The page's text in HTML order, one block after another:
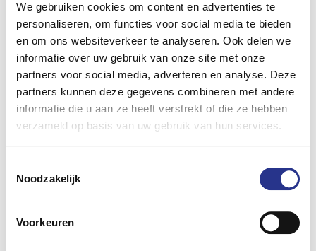
We gebruiken cookies om content en advertenties te
personaliseren, om functies voor social media te bieden
en om ons websiteverkeer te analyseren. Ook delen we
informatie over uw gebruik van onze site met onze
partners voor social media, adverteren en analyse. Deze
partners kunnen deze gegevens combineren met andere
informatie die u aan ze heeft verstrekt of die ze hebben
verzameld op basis van uw gebruik van hun services.
Noodzakelijk
Voorkeuren
ZERauto.nl.